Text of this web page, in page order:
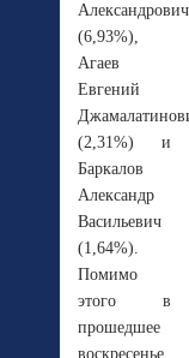
Александрович
(6,93%),
Агаев
Евгений
(2,31%) и
Баркалов
Александр
Васильевич
(1,64%).
Помимо
этого в
прошедшее
воскресенье